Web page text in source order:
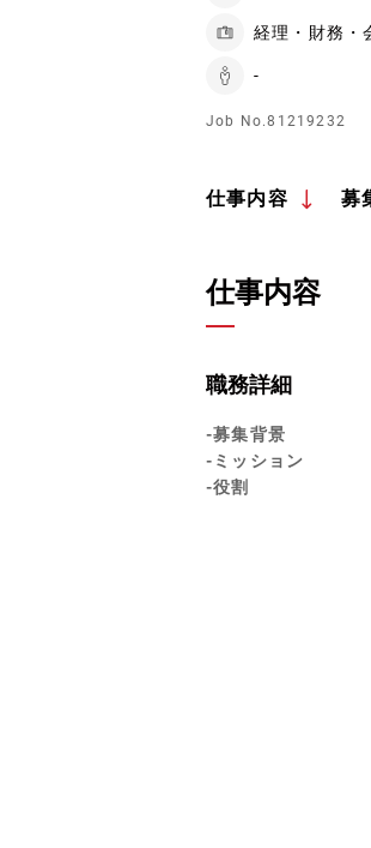
経理・財務・
-
Job No.81219232
仕事内容 募
仕事内容
職務詳細
-募集背景
-ミッション
-役割